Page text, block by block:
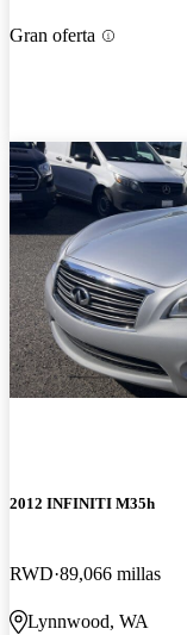
Gran oferta
2012 INFINITI M35h
RWD 89,066 millas
Lynnwood, WA